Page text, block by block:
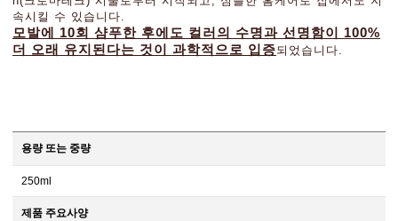
속시킬 수 있습니다.
모발에 10회 샴푸한 후에도 컬러의 수명과 선명함이 100%
더 오래 유지된다는 것이 과학적으로 입증되었습니다.
용량 또는 중량
250ml
제품 주요사양